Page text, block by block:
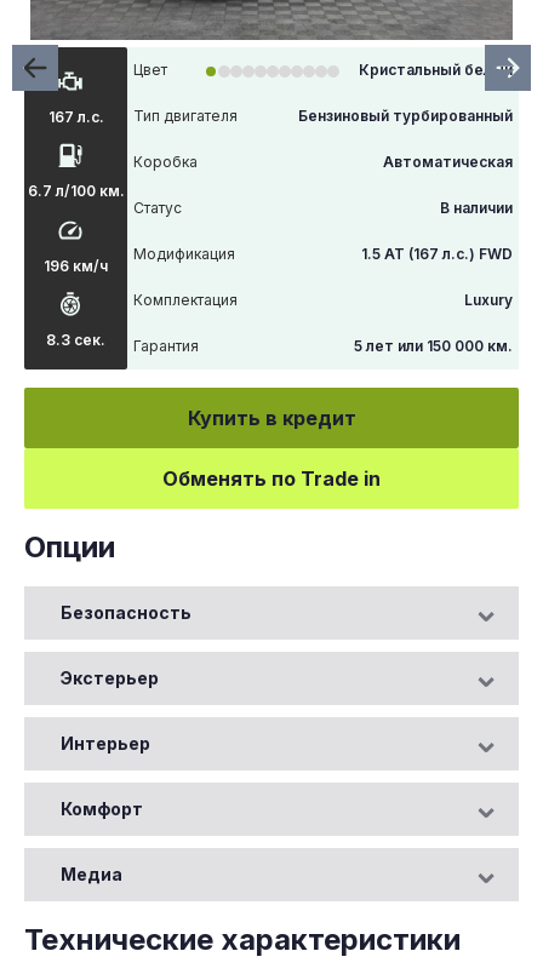
167 л.с.
6.7 л/100 км.
196 км/ч
8.3 сек.
Цвет Кристальный белый
Тип двигателя Бензиновый турбированный
Коробка Автоматическая
Статус В наличии
Модификация 1.5 AT (167 л.с.) FWD
Комплектация Luxury
Гарантия 5 лет или 150 000 км.
Купить в кредит
Обменять по Trade in
Опции
Безопасность
Экстерьер
Интерьер
Комфорт
Медиа
Технические характеристики